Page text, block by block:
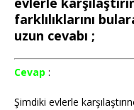
farklılıklarını
uzun cevabı ;
Cevap :
Şimdiki evlerle